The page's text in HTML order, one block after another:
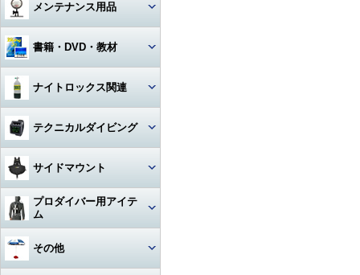
マスク曇り止め
トランシーバー・水中通話装置
ハンガー
時計（ダイバーウォッチ）
ログブック
リール
フロート
ロープ
日焼け止め・クラゲ除け
アクセサリー・その他
アクセサリー・その他
その他・アクセサリー
Tシャツ
パーカー
ジャケット
パンツ
帽子
水着
サングラス
タオル
サンダル
メンテナンス用品
グリス・オイル
Oリング
ボンド
エアーガン
工具
ホース‐レギュレター
ホース‐BC
書籍・DVD・教材
図鑑
教材
その他
ナイトロックス関連
レギュレター
ゲージ
タンク
アクセサリー・その他
テクニカルダイビング
BC（プラダー・ウィング）
ダイブコンピューター
フィン
タンク関連
サイドマウント
レギュレター
アクセサリー・その他
プロダイバー用アイテ
ム
マスク・フィン
その他